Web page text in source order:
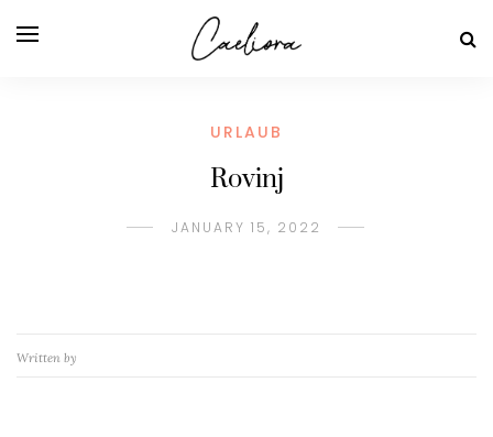
URLAUB
Rovinj
JANUARY 15, 2022
Written by